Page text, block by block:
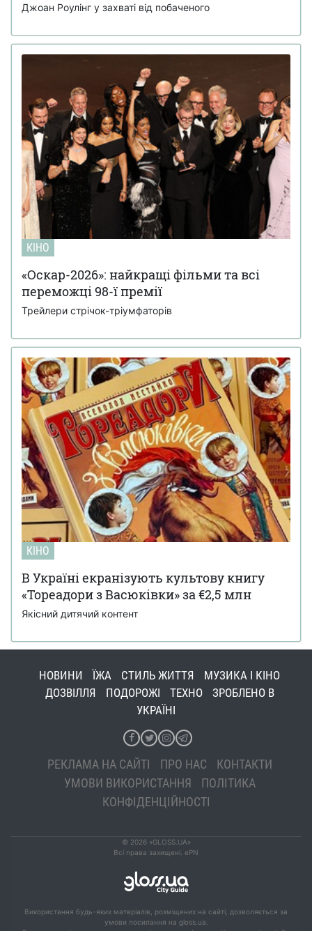
Джоан Роулінг у захваті від побаченого
КІНО
«Оскар-2026»: найкращі фільми та всі
переможці 98-ї премії
Трейлери стрічок-тріумфаторів
КІНО
В Україні екранізують культову книгу
«Тореадори з Васюківки» за €2,5 млн
Якісний дитячий контент
НОВИНИ ЇЖА СТИЛЬ ЖИТТЯ
МУЗИКА І КІНО
ДОЗВІЛЛЯ
ПОДОРОЖІ ТЕХНО
ЗРОБЛЕНО В
УКРАЇНІ
РЕКЛАМА НА САЙТІ ПРО НАС
КОНТАКТИ
УМОВИ ВИКОРИСТАННЯ
ПОЛІТИКА
КОНФІДЕНЦІЙНОСТІ
© 2026 «GLOSS.UA»
Всі права захищені. ePN
Використання будь-яких матеріалів, розміщених на сайті, дозволяється за
умови посилання на gloss.ua.